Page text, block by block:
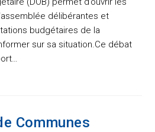
délibérantes et
budgétaires de la
sur sa situation.Ce débat
Communes